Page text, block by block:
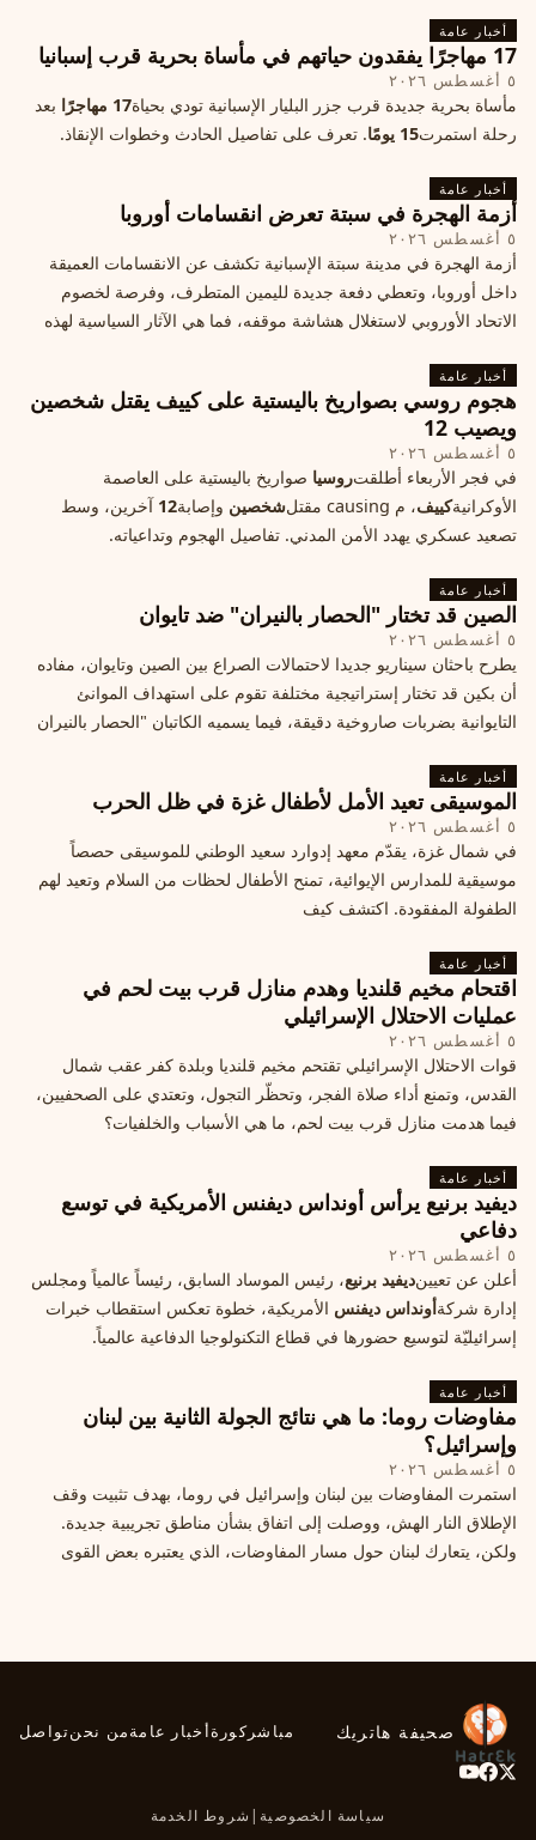
أخبار عامة
17 مهاجرًا يفقدون حياتهم في مأساة بحرية قرب إسبانيا
٥ أغسطس ٢٠٢٦
مأساة بحرية جديدة قرب جزر البليار الإسبانية تودي بحياة17 مهاجرًا
بعد
رحلة استمرت15 يومًا . تعرف على تفاصيل الحادث وخطوات الإنقاذ.
أخبار عامة
أزمة الهجرة في سبتة تعرض انقسامات أوروبا
٥ أغسطس ٢٠٢٦
أزمة الهجرة في مدينة سبتة الإسبانية تكشف عن الانقسامات العميقة
داخل أوروبا، وتعطي دفعة جديدة لليمين المتطرف، وفرصة لخصوم
الاتحاد الأوروبي لاستغلال هشاشة موقفه، فما هي الآثار السياسية لهذه
أخبار عامة
هجوم روسي بصواريخ باليستية على كييف يقتل شخصين
ويصيب 12
٥ أغسطس ٢٠٢٦
في فجر الأربعاء أطلقتروسيا صواريخ باليستية على العاصمة
الأوكرانيةكييف، م causing مقتل شخصين وإصابة12 آخرين، وسط
تصعيد عسكري يهدد الأمن المدني. تفاصيل الهجوم وتداعياته.
أخبار عامة
الصين قد تختار "الحصار بالنيران" ضد تايوان
٥ أغسطس ٢٠٢٦
يطرح باحثان سيناريو جديدا لاحتمالات الصراع بين الصين وتايوان، مفاده
أن بكين قد تختار إستراتيجية مختلفة تقوم على استهداف الموانئ
التايوانية بضربات صاروخية دقيقة، فيما يسميه الكاتبان "الحصار بالنيران
أخبار عامة
الموسيقى تعيد الأمل لأطفال غزة في ظل الحرب
٥ أغسطس ٢٠٢٦
في شمال غزة، يقدّم معهد إدوارد سعيد الوطني للموسيقى حصصاً
موسيقية للمدارس الإيوائية، تمنح الأطفال لحظات من السلام وتعيد لهم
الطفولة المفقودة. اكتشف كيف
أخبار عامة
اقتحام مخيم قلنديا وهدم منازل قرب بيت لحم في
عمليات الاحتلال الإسرائيلي
٥ أغسطس ٢٠٢٦
قوات الاحتلال الإسرائيلي تقتحم مخيم قلنديا وبلدة كفر عقب شمال
القدس، وتمنع أداء صلاة الفجر، وتحظّر التجول، وتعتدي على الصحفيين،
فيما هدمت منازل قرب بيت لحم، ما هي الأسباب والخلفيات؟
أخبار عامة
ديفيد برنيع يرأس أونداس ديفنس الأمريكية في توسع
دفاعي
٥ أغسطس ٢٠٢٦
أعلن عن تعيينديفيد برنيع، رئيس الموساد السابق، رئيساً عالمياً ومجلس
إدارة شركةأونداس ديفنس الأمريكية، خطوة تعكس استقطاب خبرات
إسرائيليّة لتوسيع حضورها في قطاع التكنولوجيا الدفاعية عالمياً.
أخبار عامة
مفاوضات روما: ما هي نتائج الجولة الثانية بين لبنان
وإسرائيل؟
٥ أغسطس ٢٠٢٦
استمرت المفاوضات بين لبنان وإسرائيل في روما، بهدف تثبيت وقف
الإطلاق النار الهش، ووصلت إلى اتفاق بشأن مناطق تجريبية جديدة.
ولكن، يتعارك لبنان حول مسار المفاوضات، الذي يعتبره بعض القوى
صحيفة هاتريك مباشر كورةأخبار عامةمن نحنتواصل
سياسة الخصوصية | شروط الخدمة